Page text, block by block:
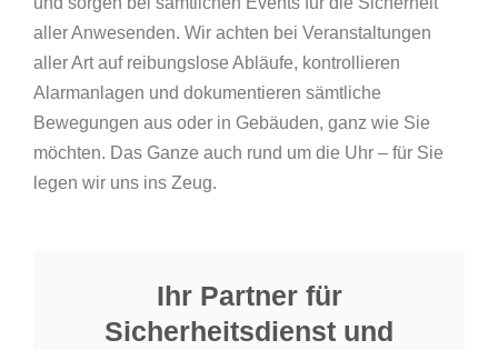
aller Anwesenden. Wir achten bei Veranstaltungen
aller Art auf reibungslose Abläufe, kontrollieren
Alarmanlagen und dokumentieren sämtliche
Bewegungen aus oder in Gebäuden, ganz wie Sie
möchten. Das Ganze auch rund um die Uhr – für Sie
legen wir uns ins Zeug.
Ihr Partner für
Sicherheitsdienst und